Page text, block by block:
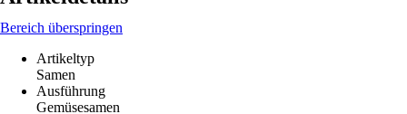
Bereich überspringen
Artikeltyp
Samen
Ausführung
Gemüsesamen